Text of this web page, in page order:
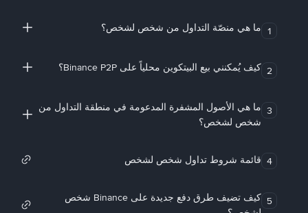
1 ما هي منصّة التداول من شخص لشخص؟
2 كيف يُمكنني بيع البيتكوين محلياً على Binance P2P؟
3 ما هي الأصول المشفرة المدعومة في منطقة التداول من
شخص لشخص؟
4 قائمة شروط تداول شخص لشخص
5
كيف تضيف طرق دفع جديدة على Binance شخص